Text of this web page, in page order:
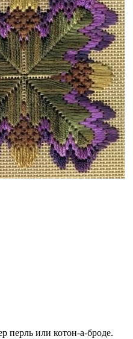
перль или котон-а-броде.